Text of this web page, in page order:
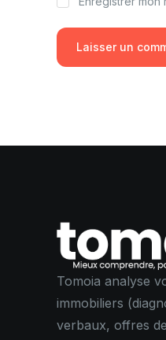
Tomoia analyse
immobiliers
verbaux, offres